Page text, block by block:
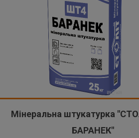
Мінеральна штукатурка
БАРАНЕК"